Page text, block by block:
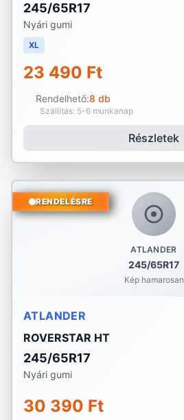
245/65R17
Nyári gumi
XL
23 490 Ft
Rendelhető:8 db
Szállítás: 5-6 munkanap
Részletek
ATLANDER
245/65R17
Kép hamarosan
RENDELÉSRE
ATLANDER
ROVERSTAR HT
245/65R17
Nyári gumi
30 390 Ft